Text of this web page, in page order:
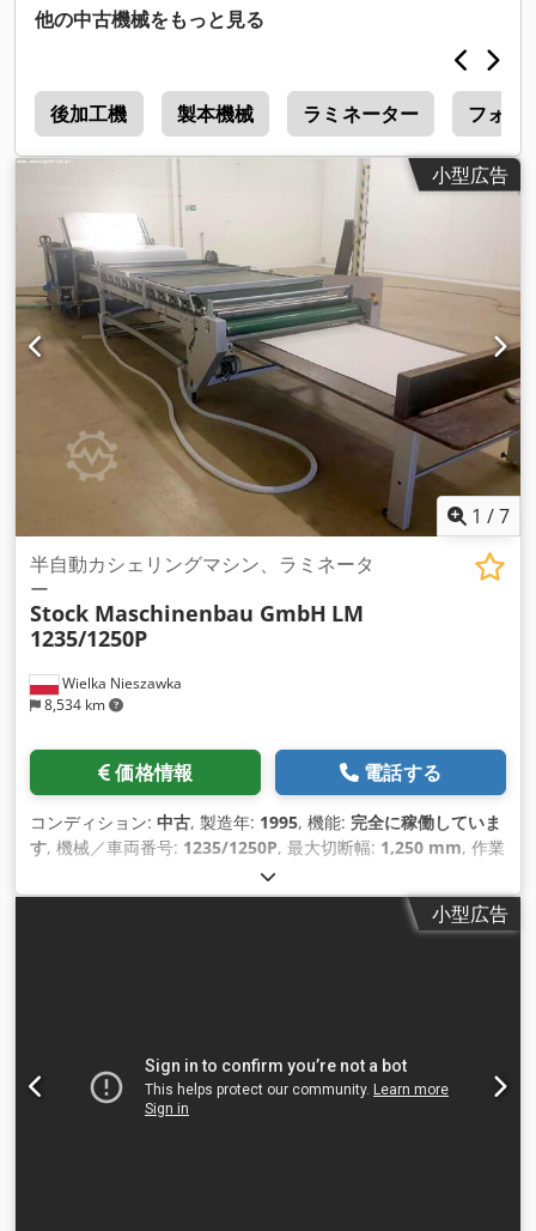
他の中古機械をもっと見る
後加工機 製本機械 ラミネーター フォル
小型広告
1 /7
Wielka Nieszawka
8,534 km
半自動カシェリングマシン、ラミネータ
ー
Stock Maschinenbau GmbH LM
1235/1250P
価格情報 電話する
コンディション: 中古, 製造年: 1995, 機能: 完全に稼働していま
す, 機械／車両番号: 1235/1250P, 最大切断幅: 1,250 mm, 作業
, 用紙高さ（最小）:
高さ（最大）:10 mm, ラベル長さ:250 mm, 作業長さ:1,235
小型広告